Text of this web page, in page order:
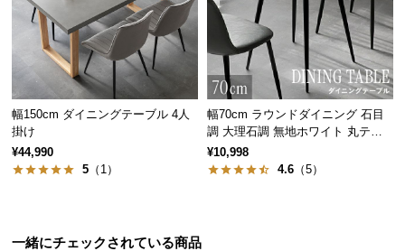
品・
キ
ャ
ル
に
つ
い
保
幅150cm ダイニングテーブル 4人
掛け
¥44,990
5 （1）
幅70cm ラウンドダイニング 石目
調 大理石調 無地ホワイト 丸テー
ブル 2人掛け
¥10,998
4.6 （5）
一緒にチェックされている商品